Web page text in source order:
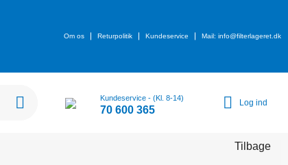
Om os Returpolitik Kundeservice Mail: info@filterlageret.dk
Kundeservice - (Kl. 8-14)
70 600 365
Log ind
Tilbage